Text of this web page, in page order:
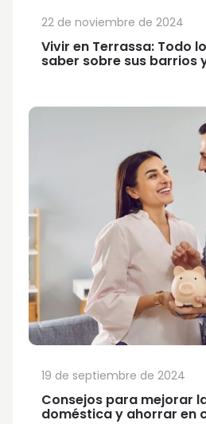
Vivir en Terrassa: Todo
saber sobre sus barrios
22 de noviembre de 2024
Consejos para mejorar
doméstica y ahorrar en
19 de septiembre de 2024